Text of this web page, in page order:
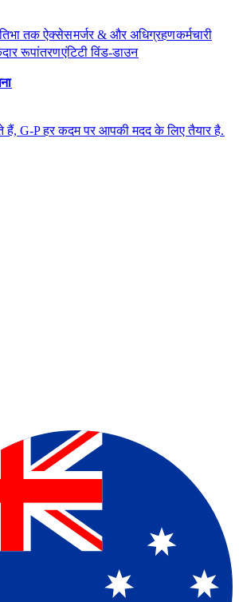
तक ऐक्सेस​​मर्जर & और अधिग्रहण​​कर्मचारी
रूपांतरण​​एंटिटी विंड-डाउन​​
G-P हर कदम पर आपकी मदद के लिए तैयार है.​​